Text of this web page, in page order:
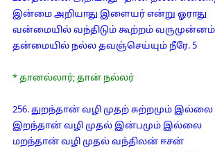
இன்மை அறியாது இளையர் என்று ஓராது
வன்மையில் வந்திடும் கூற்றம் வருமுன்னம்
தன்மையில் நல்ல தவஞ்செய்யும் நீரே. 5
* தானல்லார்; தான் நல்லர்
256. துறந்தான் வழி முதற் சுற்றமும் இல்லை
இறந்தான் வழி முதல் இன்பமும் இல்லை
மறந்தான் வழி முதல் வந்திலன் ஈசன்